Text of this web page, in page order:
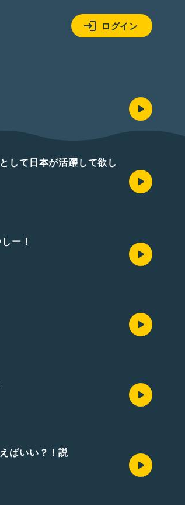
ログイン
して日本が活躍して欲し
ー！
ばいい？！説